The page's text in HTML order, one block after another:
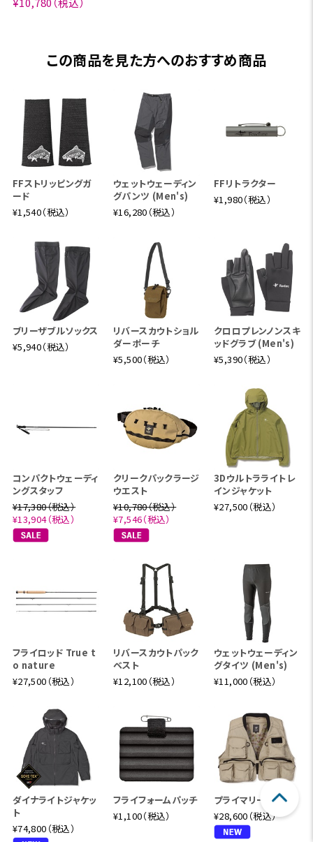
スコーロン®は、紫外線領域でのUVカット効果がありま
す。 したがって、防虫だけでなく、激しい発汗運動や強い
日差しの中での着用にも適しています。
この商品を見た方へのおすすめ商品
FFストリッピングガ
ード
¥1,540（税込）
ウェットウェーディン
グパンツ (Men's)
¥16,280（税込）
FFリトラクター
¥1,980（税込）
ブリーザブルソックス
¥5,940（税込）
リバースカウトショル
ダーポーチ
¥5,500（税込）
クロロプレンノンスキ
ッドグラブ (Men's)
¥5,390（税込）
コンパクトウェーディ
ングスタッフ
¥17,380（税込）
¥13,904（税込）
クリークパックラージ
ウエスト
¥10,780（税込）
¥7,546（税込）
3Dウルトラライトレ
インジャケット
¥27,500（税込）
フライロッド True t
o nature
¥27,500（税込）
リバースカウトパック
ベスト
¥12,100（税込）
ウェットウェーディン
グタイツ (Men's)
¥11,000（税込）
ダイナライトジャケッ
ト
¥74,800（税込）
フライフォームパッチ
¥1,100（税込）
プライマリーベスト
¥28,600（税込）